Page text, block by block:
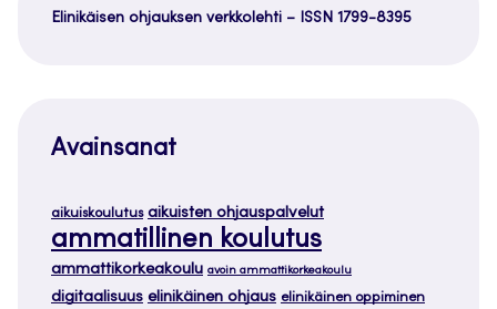
Elinikäisen ohjauksen verkkolehti – ISSN 1799-8395
Avainsanat
aikuiskoulutus aikuisten ohjauspalvelut
ammatillinen koulutus
ammattikorkeakoulu avoin ammattikorkeakoulu
digitaalisuus elinikäinen ohjaus elinikäinen oppiminen